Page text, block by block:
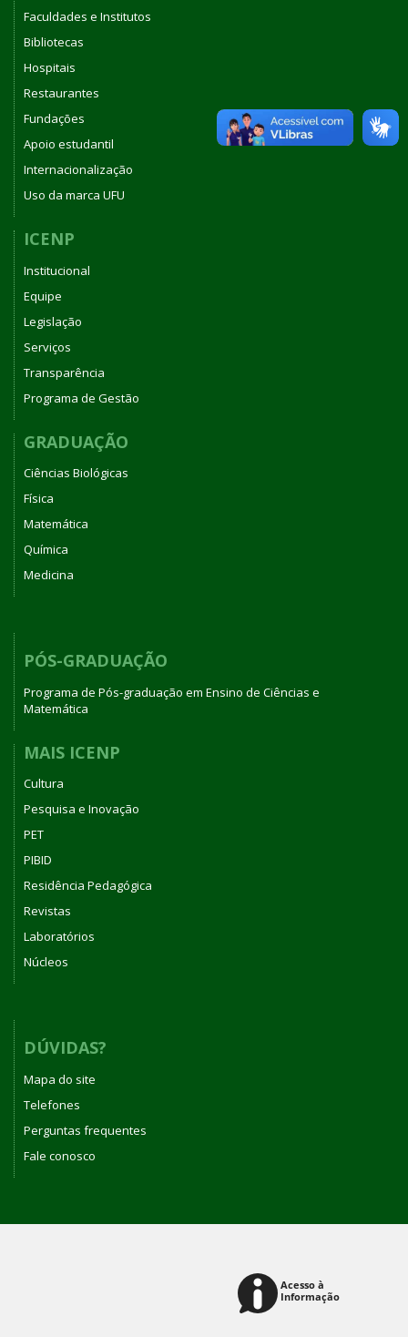
Faculdades e Institutos
Bibliotecas
Hospitais
Restaurantes
Fundações
Apoio estudantil
Internacionalização
Uso da marca UFU
ICENP
Institucional
Equipe
Legislação
Serviços
Transparência
Programa de Gestão
GRADUAÇÃO
Ciências Biológicas
Física
Matemática
Química
Medicina
PÓS-GRADUAÇÃO
Programa de Pós-graduação em Ensino de Ciências e
Matemática
MAIS ICENP
Cultura
Pesquisa e Inovação
PET
PIBID
Residência Pedagógica
Revistas
Laboratórios
Núcleos
DÚVIDAS?
Mapa do site
Telefones
Perguntas frequentes
Fale conosco